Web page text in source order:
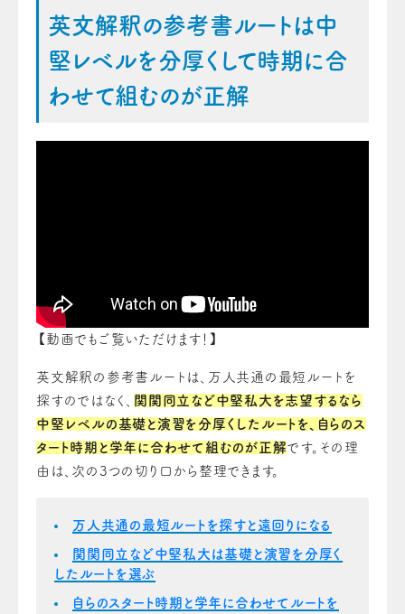
英文解釈の参考書ルートは中
堅レベルを分厚くして時期に合
わせて組むのが正解
【動画でもご覧いただけます！】
英文解釈の参考書ルートは、万人共通の最短ルートを
探すのではなく、
関関同立など中堅私大を志望するなら
中堅レベルの基礎と演習を分厚くしたルートを、自らのス
タート時期と学年に合わせて組むのが正解です。その理
由は、次の3つの切り口から整理できます。
万人共通の最短ルートを探すと遠回りになる
関関同立など中堅私大は基礎と演習を分厚く
したルートを選ぶ
自らのスタート時期と学年に合わせてルートを